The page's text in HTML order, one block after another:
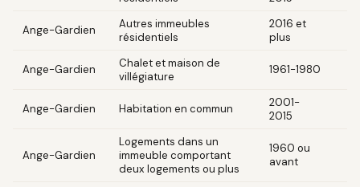
Ange-Gardien
Autres immeubles
résidentiels
2016 et
plus
Ange-Gardien
Chalet et maison de
villégiature
1961-1980
Ange-Gardien Habitation en commun
2001-
2015
Ange-Gardien
Logements dans un
immeuble comportant
deux logements ou plus
1960 ou
avant